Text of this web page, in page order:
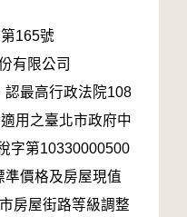
165號
有限公司
認最高行政法院108
用之臺北市政府中
字第10330000500
價格及房屋現值
房屋街路等級調整